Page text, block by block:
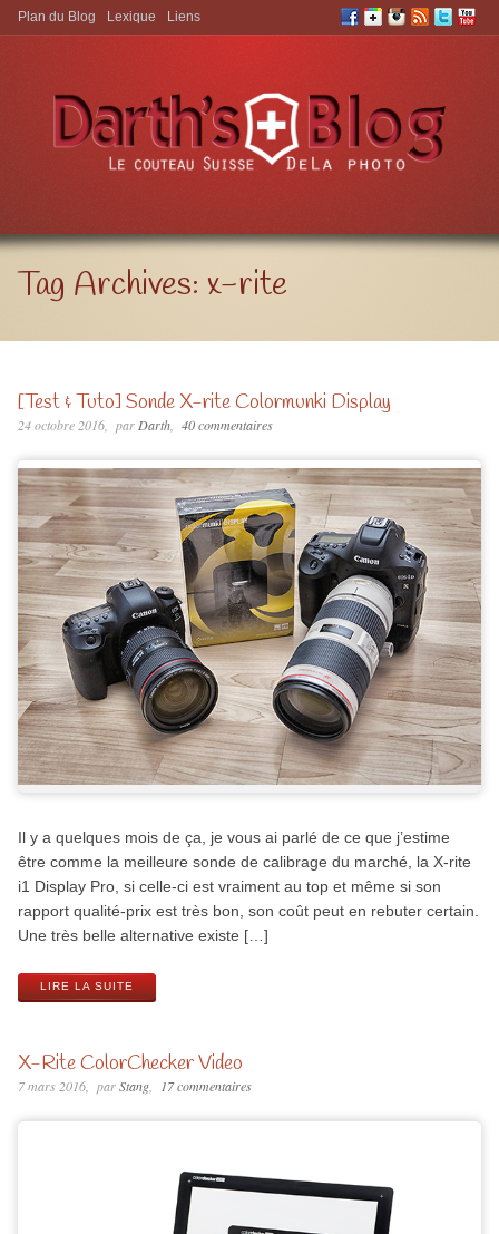
Aller à:
Plan du Blog Lexique Liens
Tag Archives: x-rite
[Test & Tuto] Sonde X-rite Colormunki Display
24 octobre 2016 parDarth 40 commentaires
Il y a quelques mois de ça, je vous ai parlé de ce que j’estime
être comme la meilleure sonde de calibrage du marché, la X-rite
i1 Display Pro, si celle-ci est vraiment au top et même si son
rapport qualité-prix est très bon, son coût peut en rebuter certain.
Une très belle alternative existe […]
LIRE LA SUITE
X-Rite ColorChecker Video
7 mars 2016 parStang 17 commentaires